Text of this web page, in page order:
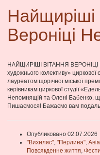
Найщиріші
Вероніці
НАЙЩИРІШІ ВІТАННЯ ВЕРОНІЦІ
художнього колективу» циркової
лауреатом щорічної міської
керівникам циркової студії
Непомнящій та Олені Бабенко,
Пишаємося! Бажаємо вам
Опубликовано 02.07.2026
"Вихиляс", "Перлина",
Повсякденне життя,